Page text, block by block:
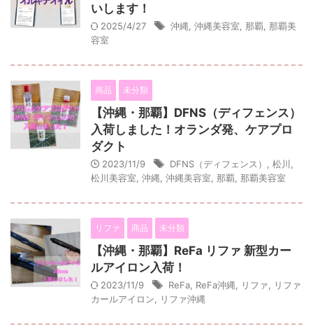
いします！
2025/4/27 沖縄 沖縄美容室 那覇 那覇美
容室
商品 未分類
【沖縄・那覇】DFNS（ディフェンス）
入荷しました！オランダ発、ケアプロ
ダクト
2023/11/9 DFNS（ディフェンス） 松川
松川美容室 沖縄 沖縄美容室 那覇 那覇美容室
リファ 商品 未分類
【沖縄・那覇】ReFa リファ 新型カー
ルアイロン入荷！
2023/11/9 ReFa ReFa沖縄 リファ
リファ
カールアイロン
リファ沖縄